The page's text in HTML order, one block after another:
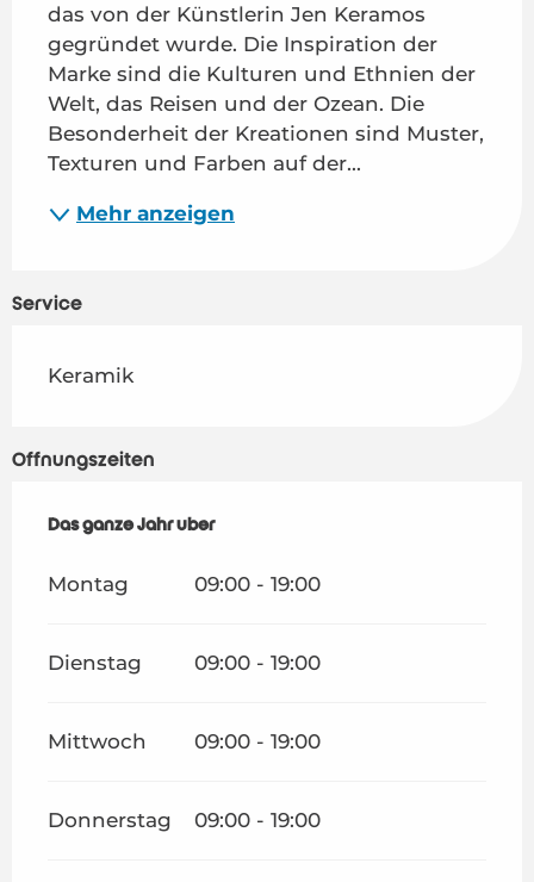
das von der Künstlerin Jen Keramos
gegründet wurde. Die Inspiration der
Marke sind die Kulturen und Ethnien der
Welt, das Reisen und der Ozean. Die
Besonderheit der Kreationen sind Muster,
Texturen und Farben auf der...
Mehr anzeigen
Service
Keramik
Öffnungszeiten
Das ganze Jahr über
Das ganze Jahr über
Montag 09:00 - 19:00
Dienstag 09:00 - 19:00
Mittwoch 09:00 - 19:00
Donnerstag 09:00 - 19:00